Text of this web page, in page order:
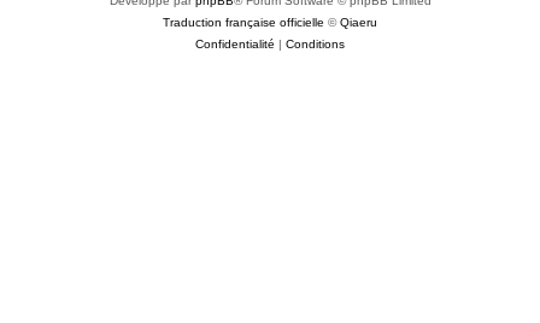
Traduction française officielle ©Qiaeru
Confidentialité | Conditions